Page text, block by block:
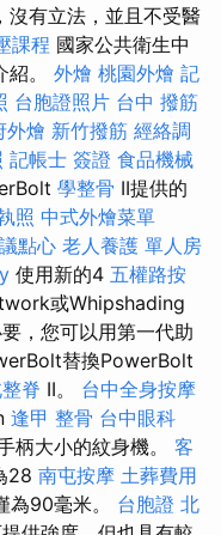
沒有立法，並且不受醫
課程 國家公共衛生中
。 外燴 桃園外燴 記
台胞證照片 台中 撥筋
外燴 新竹撥筋 經絡調
記帳士 簽證 食品機械
學整骨 II提供的
照 中式外燴菜單
點心 老人養護 單人房
使用新的4 五權路按
或Whipshading
，您可以用第一代助
替換PowerBolt
脊 II。 台中全身按摩
逢甲 整骨 台中眼科
柄大小的紋身機。 客
28 南屯按摩 土葬費用
為90毫米。 台胞證 北